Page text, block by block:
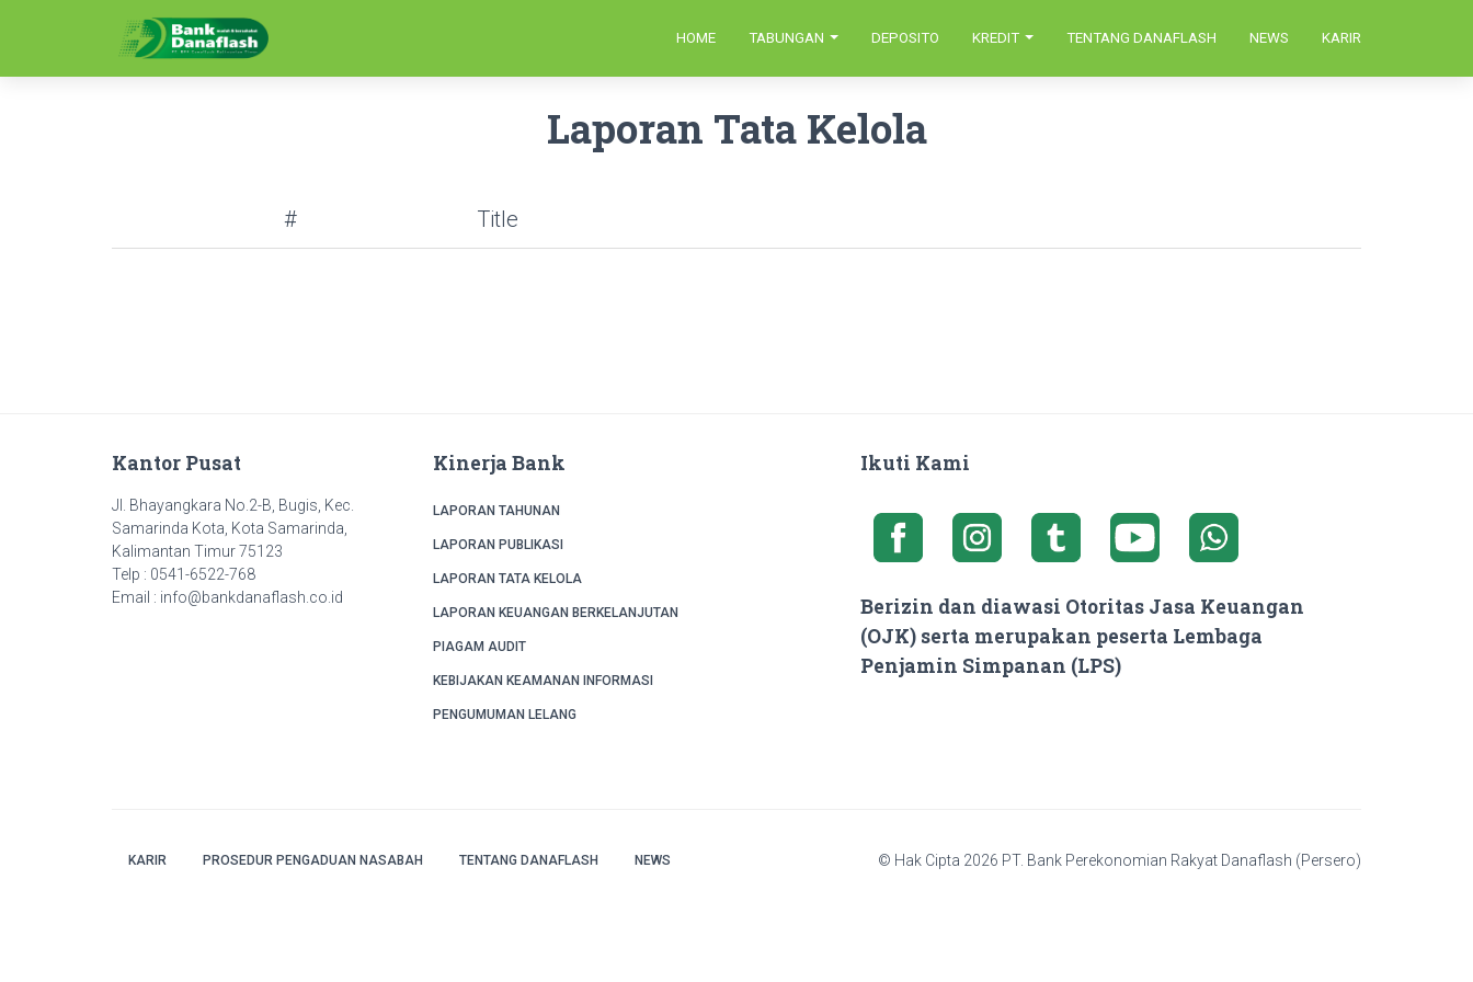
HOME TABUNGAN DEPOSITO KREDIT TENTANG DANAFLASH NEWS KARIR
Laporan Tata Kelola
# Title
Kantor Pusat
Jl. Bhayangkara No.2-B, Bugis, Kec.
Samarinda Kota, Kota Samarinda,
Kalimantan Timur 75123
Telp : 0541-6522-768
Email : info@bankdanaflash.co.id
Kinerja Bank
LAPORAN TAHUNAN
LAPORAN PUBLIKASI
LAPORAN TATA KELOLA
LAPORAN KEUANGAN BERKELANJUTAN
PIAGAM AUDIT
KEBIJAKAN KEAMANAN INFORMASI
PENGUMUMAN LELANG
Ikuti Kami
Berizin dan diawasi Otoritas Jasa Keuangan
(OJK) serta merupakan peserta Lembaga
Penjamin Simpanan (LPS)
KARIR PROSEDUR PENGADUAN NASABAH TENTANG DANAFLASH NEWS © Hak Cipta 2026 PT. Bank Perekonomian Rakyat Danaflash (Persero)